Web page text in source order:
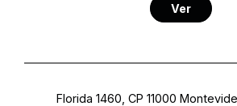
Ver
Florida 1460, CP 11000